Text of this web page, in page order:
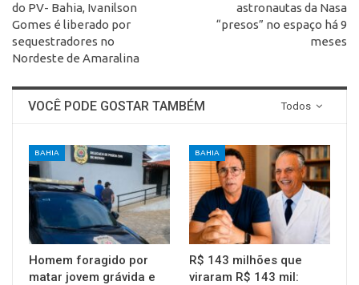
do PV- Bahia, Ivanilson
Gomes é liberado por
sequestradores no
Nordeste de Amaralina
astronautas da Nasa
“presos” no espaço há 9
meses
Todos
VOCÊ PODE GOSTAR TAMBÉM
BAHIA
Homem foragido por
matar jovem grávida e
BAHIA
R$ 143 milhões que
viraram R$ 143 mil: